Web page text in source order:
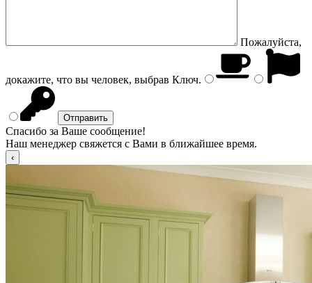
Пожалуйста,
докажите, что вы человек, выбрав Ключ.
Спасибо за Ваше сообщение!
Наш менеджер свяжется с Вами в ближайшее время.